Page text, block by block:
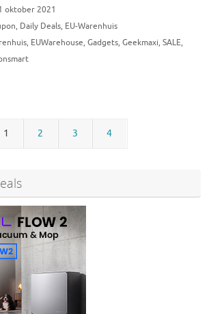
oktober 2021
, Daily Deals, EU-Warenhuis
, EUWarehouse, Gadgets, Geekmaxi, SALE,
1 2 3 4